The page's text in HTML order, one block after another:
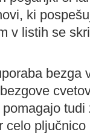
ki
v listih se
bezga
celo